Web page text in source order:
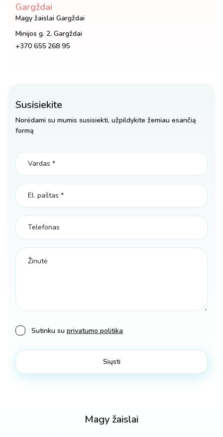
Gargždai
Magy žaislai Gargždai
Minijos g. 2, Gargždai
+370 655 268 95
Susisiekite
Norėdami su mumis susisiekti, užpildykite žemiau esančią
formą
Sutinku su privatumo politika
Magy žaislai